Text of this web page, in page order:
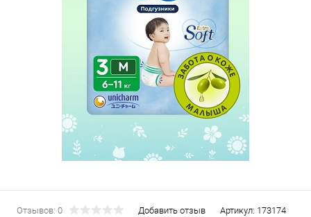
Отзывов: 0 Добавить отзыв Артикул: 173174